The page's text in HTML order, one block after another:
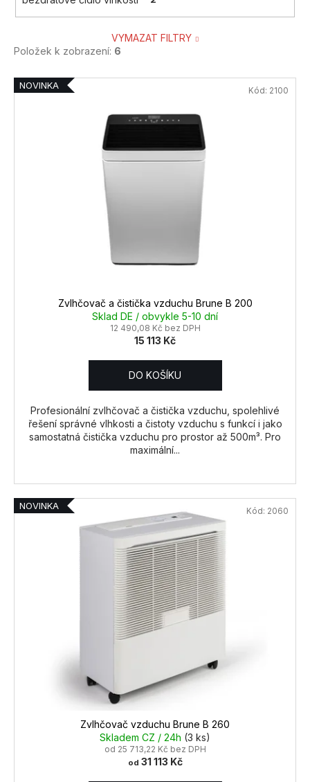
VYMAZAT FILTRY
Položek k zobrazení: 6
V
NOVINKA
Zvlhčovač a čistička vzduchu Brune B 200
Sklad DE / obvykle 5-10 dní
12 490,08 Kč bez DPH
15 113 Kč
DO KOŠÍKU
Profesionální zvlhčovač a čistička vzduchu, spolehlivé
řešení správné vlhkosti a čistoty vzduchu s funkcí i jako
samostatná čistička vzduchu pro prostor až 500m³. Pro
maximální...
Kód: 2100
NOVINKA
Zvlhčovač vzduchu Brune B 260
Skladem CZ / 24h (3 ks)
od 25 713,22 Kč bez DPH
od 31 113 Kč
Kód: 2060